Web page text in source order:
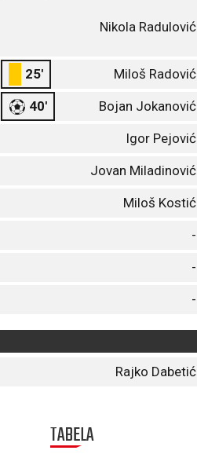
Nikola Radulović
25' Miloš Radović
40' Bojan Jokanović
Igor Pejović
Jovan Miladinović
Miloš Kostić
-
-
-
Rajko Dabetić
TABELA